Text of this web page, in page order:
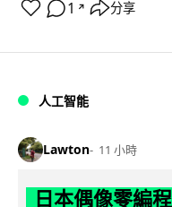
1 ↗ 分享
人工智能
Lawton 11 小時
日本偶像零編